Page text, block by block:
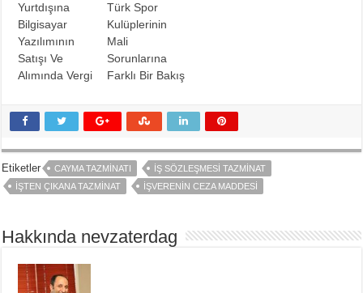
Yurtdışına
Bilgisayar
Yazılımının
Satışı Ve
Alımında Vergi
Türk Spor
Kulüplerinin
Mali
Sorunlarına
Farklı Bir Bakış
Etiketler CAYMA TAZMINATI
İŞ SÖZLEŞMESI TAZMINAT
İŞTEN ÇIKANA TAZMINAT
İŞVERENIN CEZA MADDESI
Hakkında nevzaterdag